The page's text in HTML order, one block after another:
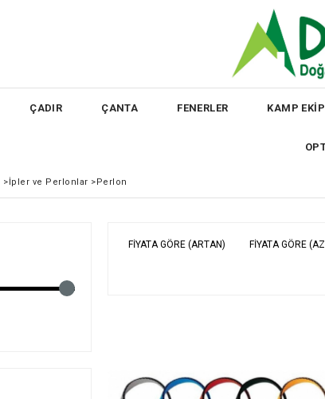
ÇADIR ÇANTA FENERLER KAMP
>İpler ve Perlonlar >Perlon
FIYATA GÖRE (ARTAN) FIYATA GÖRE